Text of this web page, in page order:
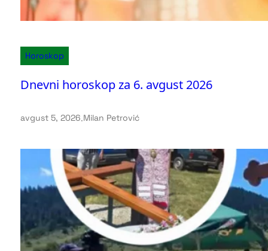
Horoskop
Dnevni horoskop za 6. avgust 2026
avgust 5, 2026.Milan Petrović